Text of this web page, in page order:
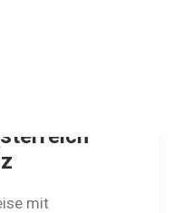
Spots in
mit